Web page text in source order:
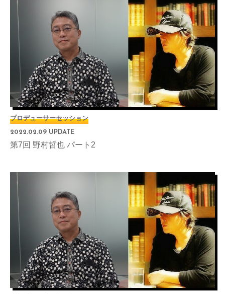
プロデューサーセッション
2022.02.09 UPDATE
第7回 野村哲也 パート2